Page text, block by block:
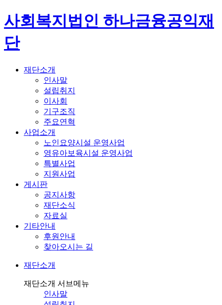
사회복지법인 하나금융공익재
단
재단소개
인사말
설립취지
이사회
기구조직
주요연혁
사업소개
노인요양시설 운영사업
영유아보육시설 운영사업
특별사업
지원사업
게시판
공지사항
재단소식
자료실
기타안내
후원안내
찾아오시는 길
재단소개
재단소개 서브메뉴
인사말